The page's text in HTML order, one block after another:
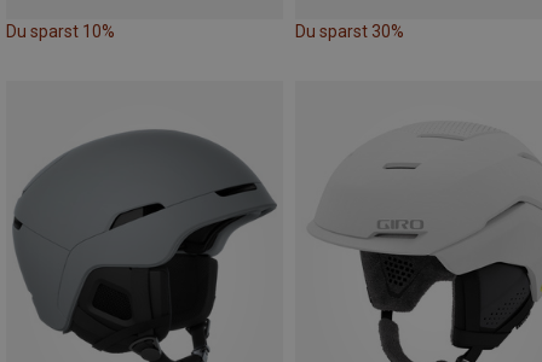
Du sparst 10% Du sparst 30%